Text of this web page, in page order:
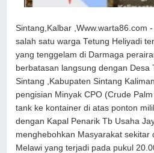
Sintang,Kalbar ,Www.warta86.com
salah satu warga Tetung Heliyadi
yang tenggelam di Darmaga
berbatasan langsung dengan Desa
Sintang ,Kabupaten Sintang
pengisian Minyak CPO (Crude
tank ke kontainer di atas ponton
dengan Kapal Penarik Tb Usaha
menghebohkan Masyarakat sekitar
Melawi yang terjadi pada pukul